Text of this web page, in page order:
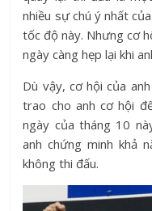
nhiều sự chú ý nhất
tốc độ này. Nhưng cơ
ngày càng hẹp lại khi
Dù vậy, cơ hội của
trao cho anh cơ hội
ngày của tháng 10
anh chứng minh khả
không thi đấu.